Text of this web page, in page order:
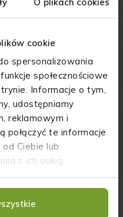
cookie
spersonalizowania
społecznościowe
Informacje o tym,
udostępniamy
reklamowym i
połączyć te informacje
Ciebie lub
z ich usług.
więcej)...
więcej)...